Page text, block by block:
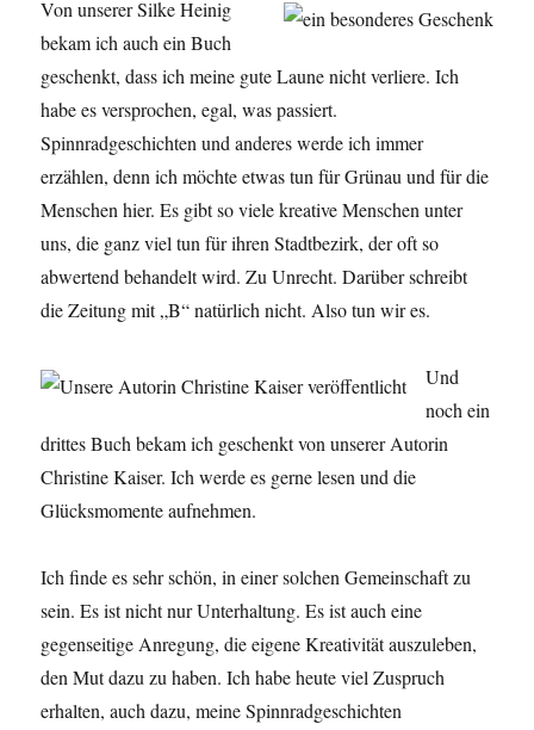
Von unserer Silke Heinig
bekam ich auch ein Buch
geschenkt, dass ich meine gute Laune nicht verliere. Ich
habe es versprochen, egal, was passiert.
Spinnradgeschichten und anderes werde ich immer
erzählen, denn ich möchte etwas tun für Grünau und für die
Menschen hier. Es gibt so viele kreative Menschen unter
uns, die ganz viel tun für ihren Stadtbezirk, der oft so
abwertend behandelt wird. Zu Unrecht. Darüber schreibt
die Zeitung mit „B“ natürlich nicht. Also tun wir es.
Und
noch ein
drittes Buch bekam ich geschenkt von unserer Autorin
Christine Kaiser. Ich werde es gerne lesen und die
Glücksmomente aufnehmen.
Ich finde es sehr schön, in einer solchen Gemeinschaft zu
sein. Es ist nicht nur Unterhaltung. Es ist auch eine
gegenseitige Anregung, die eigene Kreativität auszuleben,
den Mut dazu zu haben. Ich habe heute viel Zuspruch
erhalten, auch dazu, meine Spinnradgeschichten